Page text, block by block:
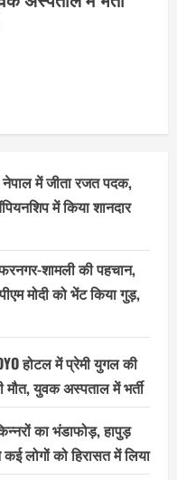
नेपाल में जीता रजत पदक,
में किया शानदार
शामली की पहचान,
मोदी को भेंट किया गुड़,
होटल में प्रेमी युगल की
मौत, युवक अस्पताल में भर्ती
का भंडाफोड़, हापुड़
लोगों को हिरासत में लिया